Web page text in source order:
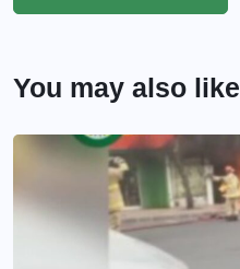
You may also like